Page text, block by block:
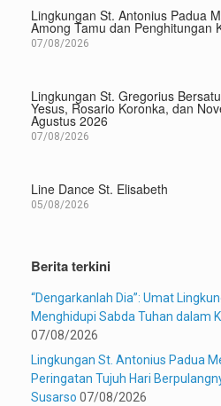
Lingkungan St. Antonius Padua
Among Tamu dan Penghitungan
07/08/2026
Lingkungan St. Gregorius
Yesus, Rosario Koronka, dan
Agustus 2026
07/08/2026
Line Dance St. Elisabeth
05/08/2026
Berita terkini
“Dengarkanlah Dia”: Umat
Menghidupi Sabda Tuhan dalam
07/08/2026
Lingkungan St. Antonius Padua
Peringatan Tujuh Hari
Susarso 07/08/2026